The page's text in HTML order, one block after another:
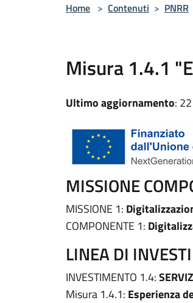
Home > Contenuti > PNRR
Misura 1.4.1
Ultimo aggiornamento:
MISSIONE
MISSIONE 1:
COMPONENTE 1:
LINEA DI
INVESTIMENTO 1.4:
Misura 1.4.1: Esperienza